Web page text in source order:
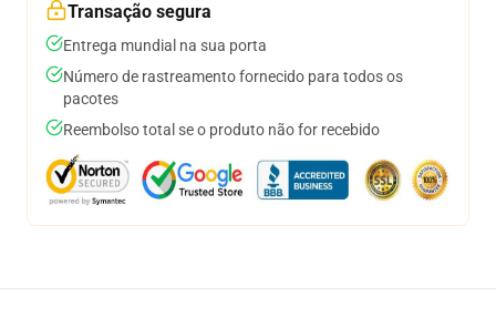
Transação segura
Entrega mundial na sua porta
Número de rastreamento fornecido para todos os
pacotes
Reembolso total se o produto não for recebido